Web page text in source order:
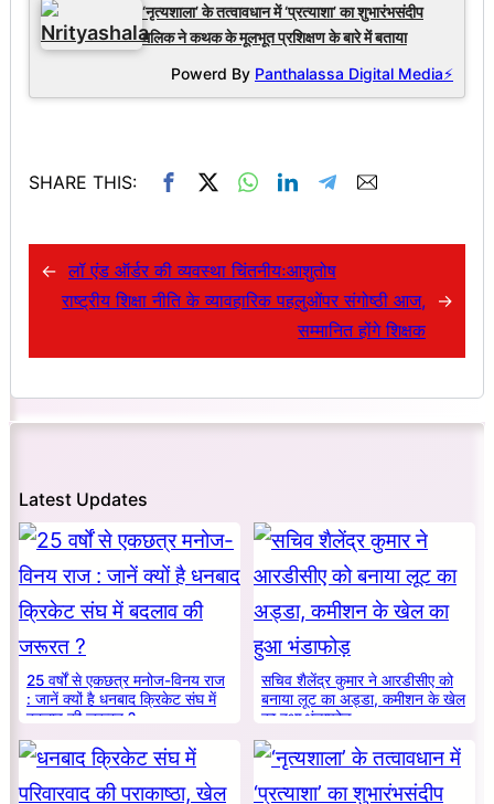
‘नृत्यशाला’ के तत्वावधान में ‘प्रत्याशा’ का शुभारंभसंदीप
मलिक ने कथक के मूलभूत प्रशिक्षण के बारे में बताया
Powerd By Panthalassa Digital Media⚡
SHARE THIS:
← लॉ एंड ऑर्डर की व्यवस्था चिंतनीयःआशुतोष
राष्ट्रीय शिक्षा नीति के व्यावहारिक पहलुओंपर संगोष्ठी आज,
सम्मानित होंगे शिक्षक
→
Latest Updates
25 वर्षों से एकछत्र मनोज-विनय राज
: जानें क्यों है धनबाद क्रिकेट संघ में
बदलाव की जरूरत ?
सचिव शैलेंद्र कुमार ने आरडीसीए को
बनाया लूट का अड्डा, कमीशन के खेल
का हुआ भंडाफोड़